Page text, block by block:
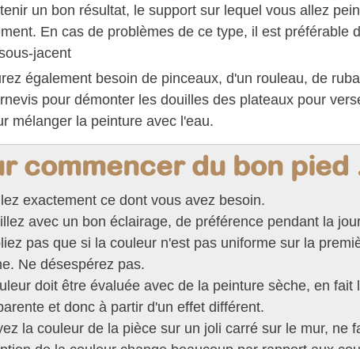
un bon résultat, le support sur lequel vous allez
En cas de problèmes de ce type, il est préférable
jacent
également besoin de pinceaux, d'un rouleau, de
pour démonter les douilles des plateaux pour
mélanger la peinture avec l'eau.
commencer du bon pied
exactement ce dont vous avez besoin.
avec un bon éclairage, de préférence pendant la
pas que si la couleur n'est pas uniforme sur la
Ne désespérez pas.
doit être évaluée avec de la peinture sèche, en
et donc à partir d'un effet différent.
la couleur de la pièce sur un joli carré sur le mur, ne